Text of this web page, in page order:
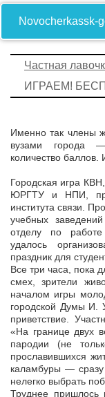
Novocherkassk-
Частная
ИГРАЕМ!
Именно так члены
вузами города
количество
Городская игра
ЮРГТУ и НПИ,
института связи.
учебных
отделу по
удалось
праздник для
Все три часа, пока
смех, зрители
началом игры
городской Думы И.
приветствие.
«На границе двух
пародии (не
прославившихся
каламбуры — сразу
нелегко выбрать
Труднее пришлось